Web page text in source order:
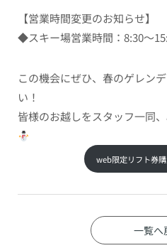
【営業時間変更のお知らせ】
◆スキー場営業時間：8:30～
この機会にぜひ、春のゲレン
い！
皆様のお越しをスタッフ一同
web限定リフト券
一覧へ